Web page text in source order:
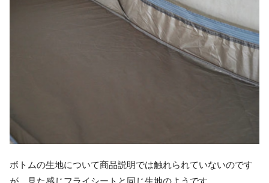
ボトムの生地について商品説明では触れられていないのです
が、見た感じフライシートと同じ生地のようです。